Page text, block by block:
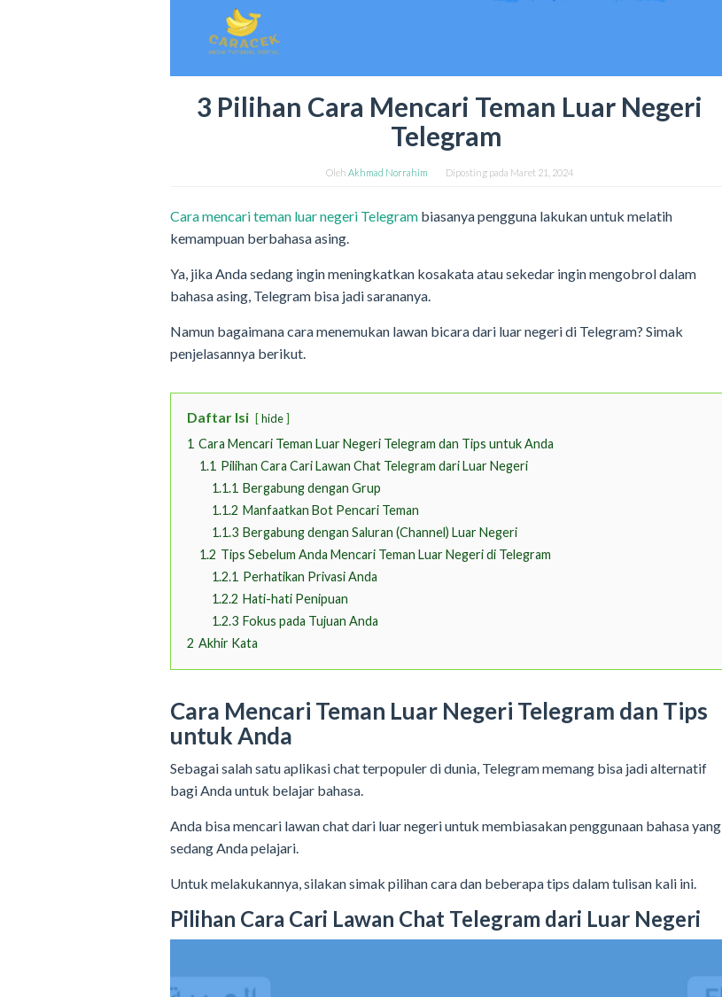
3 Pilihan Cara Mencari Teman Luar Negeri
Telegram
Oleh Akhmad Norrahim Diposting pada Maret 21, 2024
Cara mencari teman luar negeri Telegram biasanya pengguna lakukan untuk melatih
kemampuan berbahasa asing.
Ya, jika Anda sedang ingin meningkatkan kosakata atau sekedar ingin mengobrol dalam
bahasa asing, Telegram bisa jadi sarananya.
Namun bagaimana cara menemukan lawan bicara dari luar negeri di Telegram? Simak
penjelasannya berikut.
Daftar Isi hide
1 Cara Mencari Teman Luar Negeri Telegram dan Tips untuk Anda
1.1 Pilihan Cara Cari Lawan Chat Telegram dari Luar Negeri
1.1.1 Bergabung dengan Grup
1.1.2 Manfaatkan Bot Pencari Teman
1.1.3 Bergabung dengan Saluran (Channel) Luar Negeri
1.2 Tips Sebelum Anda Mencari Teman Luar Negeri di Telegram
1.2.1 Perhatikan Privasi Anda
1.2.2 Hati-hati Penipuan
1.2.3 Fokus pada Tujuan Anda
2 Akhir Kata
Cara Mencari Teman Luar Negeri Telegram dan Tips
untuk Anda
Sebagai salah satu aplikasi chat terpopuler di dunia, Telegram memang bisa jadi alternatif
bagi Anda untuk belajar bahasa.
Anda bisa mencari lawan chat dari luar negeri untuk membiasakan penggunaan bahasa yang
sedang Anda pelajari.
Untuk melakukannya, silakan simak pilihan cara dan beberapa tips dalam tulisan kali ini.
Pilihan Cara Cari Lawan Chat Telegram dari Luar Negeri